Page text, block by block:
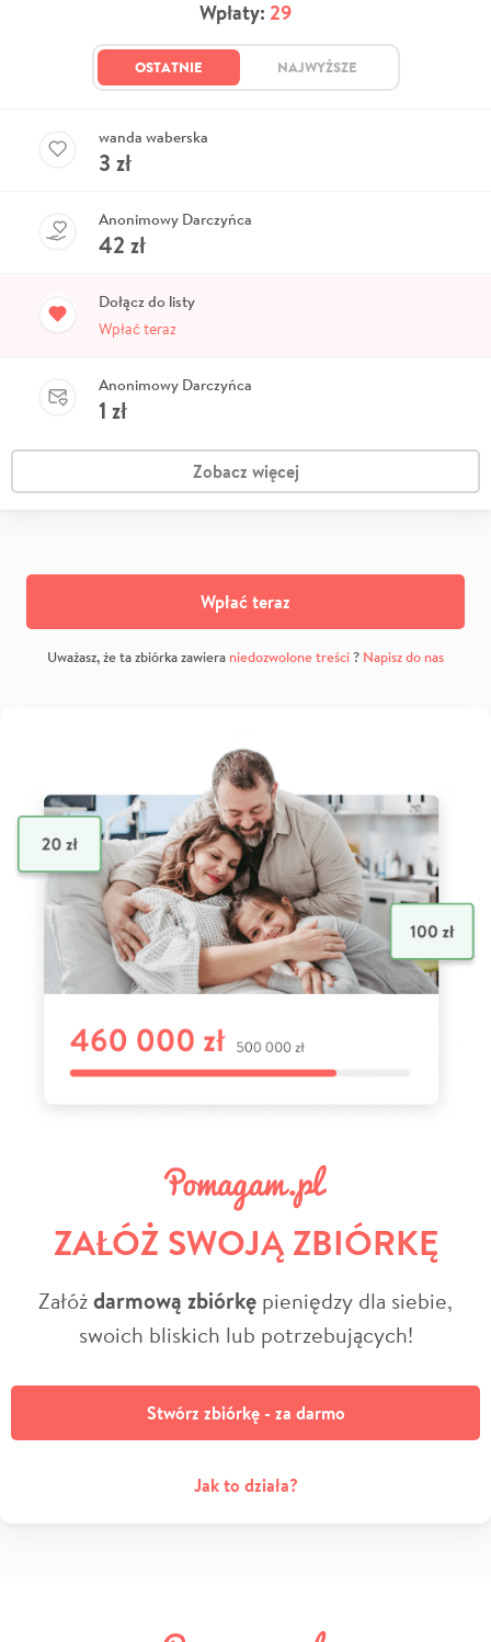
Wpłaty: 29
OSTATNIE NAJWYŻSZE
wanda waberska
3 zł
Anonimowy Darczyńca
42 zł
Dołącz do listy
Wpłać teraz
Anonimowy Darczyńca
1 zł
Zobacz więcej
Wpłać teraz
Uważasz, że ta zbiórka zawiera niedozwolone treści? Napisz do nas
ZAŁÓŻ SWOJĄ ZBIÓRKĘ
Załóżdarmową zbiórkę pieniędzy dla siebie,
swoich bliskich lub potrzebujących!
Stwórz zbiórkę - za darmo
Jak to działa?